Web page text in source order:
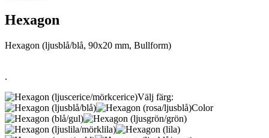
Hexagon
Hexagon (ljusblå/blå, 90x20 mm, Bullform)
.
Välj färg:
Color